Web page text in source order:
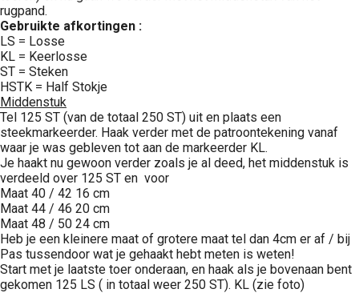
rugpand.
Gebruikte afkortingen :
LS = Losse
KL = Keerlosse
ST = Steken
HSTK = Half Stokje
Middenstuk
Tel 125 ST (van de totaal 250 ST) uit en plaats een
steekmarkeerder. Haak verder met de patroontekening vanaf
waar je was gebleven tot aan de markeerder KL.
Je haakt nu gewoon verder zoals je al deed, het middenstuk is
verdeeld over 125 ST en voor
Maat 40 / 42 16 cm
Maat 44 / 46 20 cm
Maat 48 / 50 24 cm
Heb je een kleinere maat of grotere maat tel dan 4cm er af / bij
Pas tussendoor wat je gehaakt hebt meten is weten!
Start met je laatste toer onderaan, en haak als je bovenaan bent
gekomen 125 LS ( in totaal weer 250 ST). KL (zie foto)